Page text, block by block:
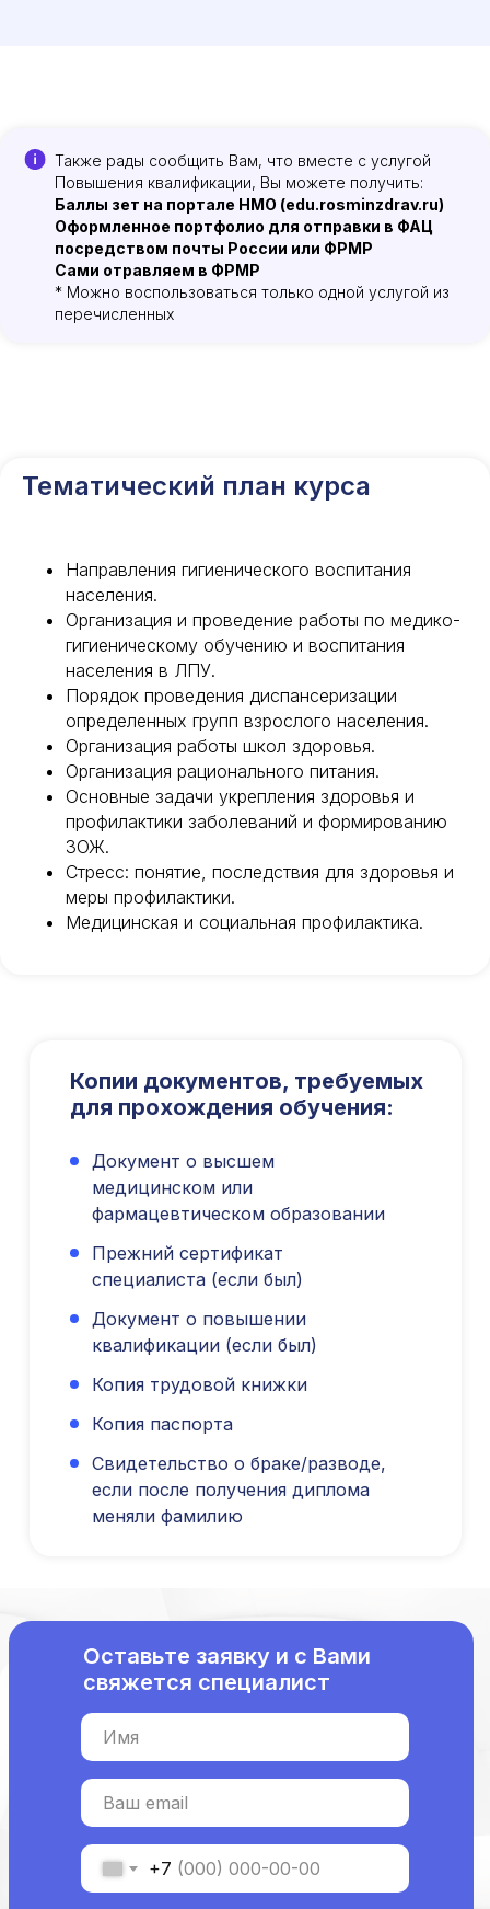
Также рады сообщить Вам, что вместе с услугой
Повышения квалификации, Вы можете получить:
Баллы зет на портале НМО (edu.rosminzdrav.ru)
Оформленное портфолио для отправки в ФАЦ
посредством почты России или ФРМР
Сами отравляем в ФРМР
* Можно воспользоваться только одной услугой из
перечисленных
Тематический план курса
Направления гигиенического воспитания
населения.
Организация и проведение работы по медико-
гигиеническому обучению и воспитания
населения в ЛПУ.
Порядок проведения диспансеризации
определенных групп взрослого населения.
Организация работы школ здоровья.
Организация рационального питания.
Основные задачи укрепления здоровья и
профилактики заболеваний и формированию
ЗОЖ.
Стресс: понятие, последствия для здоровья и
меры профилактики.
Медицинская и социальная профилактика.
Документ о высшем
медицинском или
фармацевтическом образовании
Прежний сертификат
специалиста (если был)
Документ о повышении
квалификации (если был)
Копия трудовой книжки
Копия паспорта
Свидетельство о браке/разводе,
если после получения диплома
меняли фамилию
Копии документов, требуемых
для прохождения обучения:
Имя
Ваш email
+7
Оставьте заявку и с Вами
свяжется специалист
Международный центр медицинского
и фармацевтического образования
Соглашение о конфиденциальности
Политика конфиденциальности
8 800 444 10 82
Муниципальный Округ Мещанский, ул Кузнецкий
Мост, д. 19, стр.2
Оферта об образовательных услугах
info@kursmedik.ru
Для биологов
Со средним образованием
С высшим образованием
Новые курсы
Детская нутрициология
Молекулярная нутрициология
рекомендациям на портале НМО
Сопровождение первичной